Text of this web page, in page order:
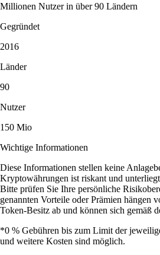
Millionen Nutzer in über 90 Ländern
Gegründet
2016
Länder
90
Nutzer
150 Mio
Wichtige Informationen
Diese Informationen stellen keine
Kryptowährungen ist riskant und
Bitte prüfen Sie Ihre persönliche
genannten Vorteile oder Prämien hängen
Token-Besitz ab und können sich gemäß
*0 % Gebühren bis zum Limit der
und weitere Kosten sind möglich.